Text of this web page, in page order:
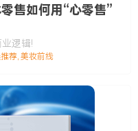
售如何用“心零售”
逻辑!
荐,美妆前线